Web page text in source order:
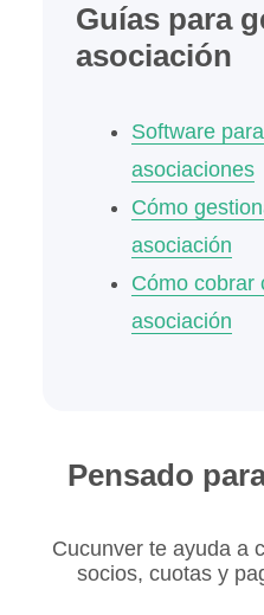
Guías para
asociación
Software
asociaciones
Cómo
asociación
Cómo cobrar
asociación
Pensado
Cucunver te ayuda a
socios, cuotas y